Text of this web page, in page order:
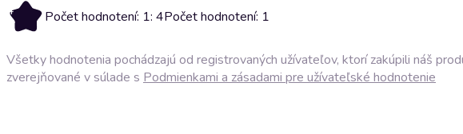
4 Počet hodnotení: 1: 4Počet hodnotení: 1
Všetky hodnotenia pochádzajú od registrovaných užívateľov, ktorí zakúpili náš
zverejňované v súlade s Podmienkami a zásadami pre užívateľské hodnotenie